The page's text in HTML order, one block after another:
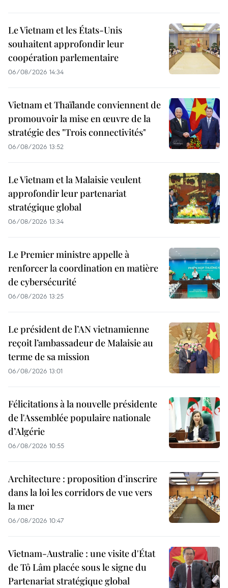
Le Vietnam et les États-Unis
souhaitent approfondir leur
coopération parlementaire
06/08/2026 14:34
Vietnam et Thaïlande conviennent de
promouvoir la mise en œuvre de la
stratégie des "Trois connectivités"
06/08/2026 13:52
Le Vietnam et la Malaisie veulent
approfondir leur partenariat
stratégique global
06/08/2026 13:34
Le Premier ministre appelle à
renforcer la coordination en matière
de cybersécurité
06/08/2026 13:25
Le président de l’AN vietnamienne
reçoit l’ambassadeur de Malaisie au
terme de sa mission
06/08/2026 13:01
Félicitations à la nouvelle présidente
de l'Assemblée populaire nationale
d’Algérie
06/08/2026 10:55
Architecture : proposition d'inscrire
dans la loi les corridors de vue vers
la mer
06/08/2026 10:47
Vietnam-Australie : une visite d'État
de Tô Lâm placée sous le signe du
Partenariat stratégique global